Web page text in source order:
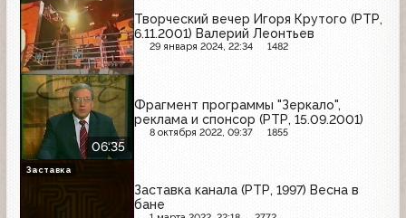
Творческий вечер Игоря Крутого (РТР,
6.11.2001) Валерий Леонтьев
29 января 2024, 22:34 1482
06:35
Фрагмент программы "Зеркало",
реклама и спонсор (РТР, 15.09.2001)
8 октября 2022, 09:37 1855
Заставка канала (РТР, 1997) Весна в
бане
Заставка